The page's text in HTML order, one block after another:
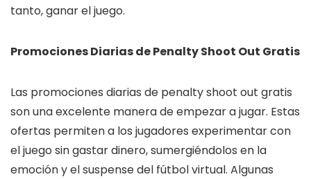
tanto, ganar el juego.
Promociones Diarias de Penalty Shoot Out Gratis
Las promociones diarias de penalty shoot out gratis
son una excelente manera de empezar a jugar. Estas
ofertas permiten a los jugadores experimentar con
el juego sin gastar dinero, sumergiéndolos en la
emoción y el suspense del fútbol virtual. Algunas